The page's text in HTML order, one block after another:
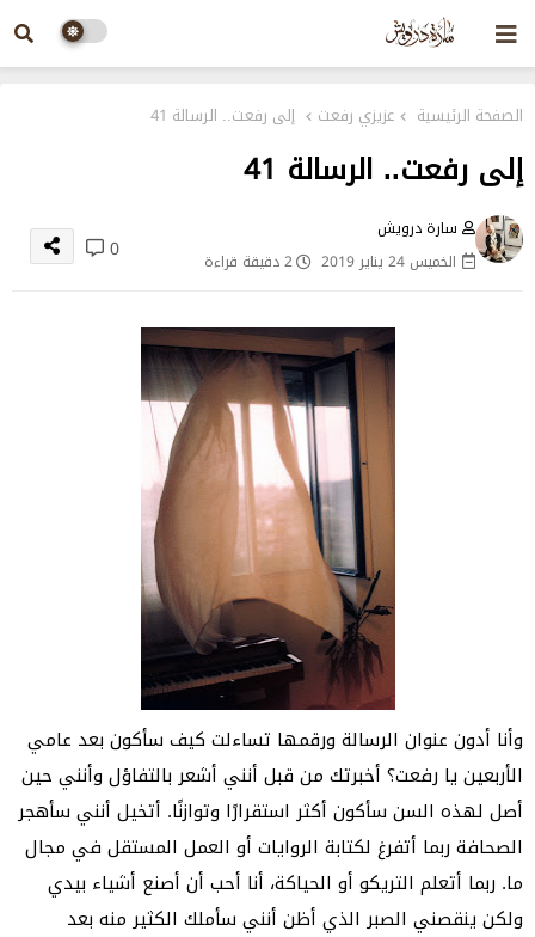
الصفحة الرئيسية عزيزي رفعت إلى رفعت.. الرسالة 41
إلى رفعت.. الرسالة 41
سارة درويش
الخميس 24 يناير 2019
2 دقيقة قراءة 0
وأنا أدون عنوان الرسالة ورقمها تساءلت كيف سأكون بعد عامي
الأربعين يا رفعت؟ أخبرتك من قبل أنني أشعر بالتفاؤل وأنني حين
أصل لهذه السن سأكون أكثر استقرارًا وتوازنًا. أتخيل أنني سأهجر
الصحافة ربما أتفرغ لكتابة الروايات أو العمل المستقل في مجال
ما. ربما أتعلم التريكو أو الحياكة، أنا أحب أن أصنع أشياء بيدي
ولكن ينقصني الصبر الذي أظن أنني سأملك الكثير منه بعد